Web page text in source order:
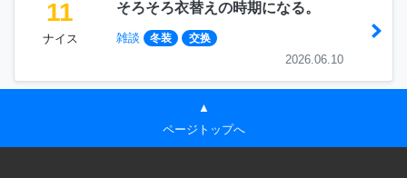
11
ナイス
そろそろ衣替えの時期になる。
雑談 冬装 交换
2026.06.10
▲
ページトップへ